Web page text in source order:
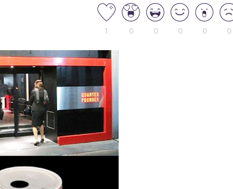
1 0 0 0 0 0